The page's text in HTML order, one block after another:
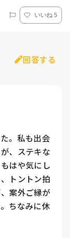
いいね 5
回答する
。私も出会
、ステキな
はや気にし
トントン拍
案外ご縁が
ちなみに休